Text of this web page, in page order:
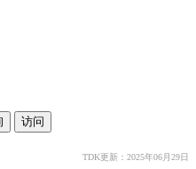
TDK更新：2025年06月29日